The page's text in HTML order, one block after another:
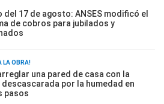
del 17 de agosto: ANSES modificó el
de cobros para jubilados y
LA OBRA!
una pared de casa con la
por la humedad en
pasos